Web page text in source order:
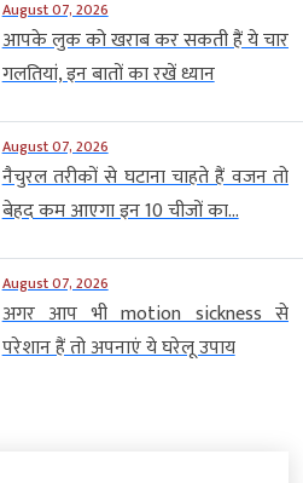
August 07, 2026
आपके लुक को खराब कर सकती हैं ये चार
गलतियां, इन बातों का रखें ध्यान
August 07, 2026
नैचुरल तरीकों से घटाना चाहते हैं वजन तो
बेहद कम आएगा इन 10 चीजों का...
August 07, 2026
अगर आप भी motion sickness से
परेशान हैं तो अपनाएं ये घरेलू उपाय